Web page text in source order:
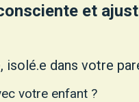
et
isolé.e dans votre
votre enfant ?